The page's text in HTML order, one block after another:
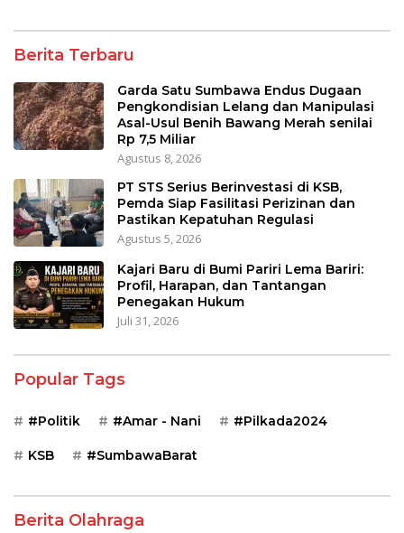
Berita Terbaru
Garda Satu Sumbawa Endus Dugaan
Pengkondisian Lelang dan Manipulasi
Asal-Usul Benih Bawang Merah senilai
Rp 7,5 Miliar
Agustus 8, 2026
PT STS Serius Berinvestasi di KSB,
Pemda Siap Fasilitasi Perizinan dan
Pastikan Kepatuhan Regulasi
Agustus 5, 2026
Kajari Baru di Bumi Pariri Lema Bariri:
Profil, Harapan, dan Tantangan
Penegakan Hukum
Juli 31, 2026
Popular Tags
#Politik #Amar - Nani #Pilkada2024
KSB #SumbawaBarat
Berita Olahraga